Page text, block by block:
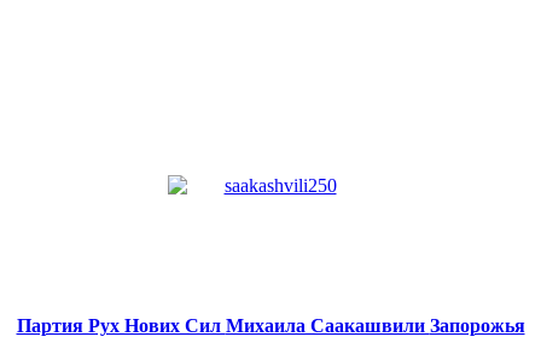
Партия Рух Нових Сил Михаила Саакашвили Запорожья